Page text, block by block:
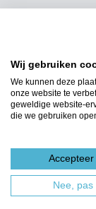
Wij gebruiken
We kunnen deze
onze website te
geweldige website-
die we gebruiken
Accepteer
Nee, pas